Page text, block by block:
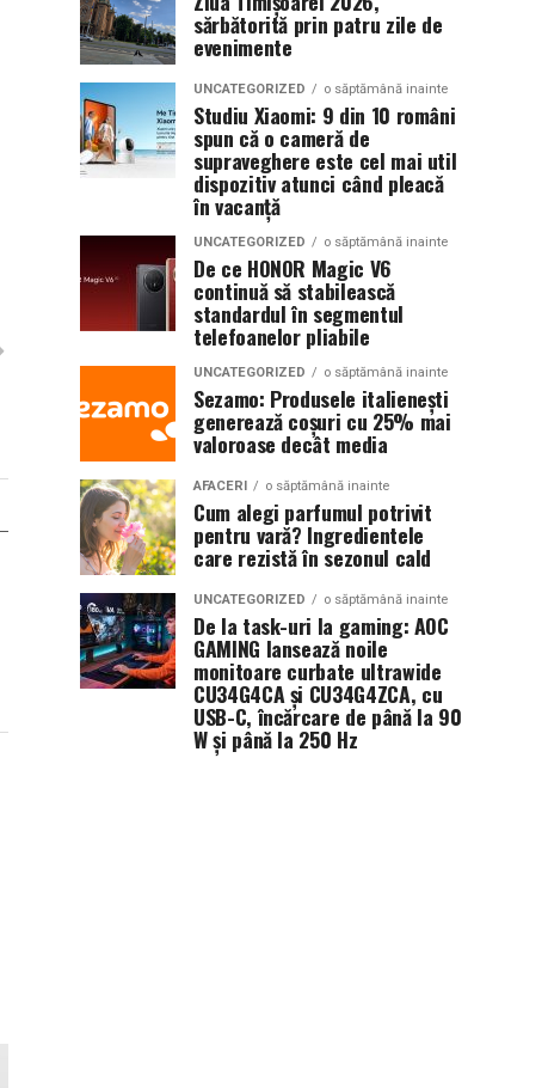
sărbătorită prin patru zile de
evenimente
UNCATEGORIZED o săptămână inainte
Studiu Xiaomi: 9 din 10 români
spun că o cameră de
supraveghere este cel mai util
dispozitiv atunci când pleacă
în vacanță
UNCATEGORIZED o săptămână inainte
De ce HONOR Magic V6
continuă să stabilească
standardul în segmentul
telefoanelor pliabile
UNCATEGORIZED o săptămână inainte
Sezamo: Produsele italienești
generează coșuri cu 25% mai
valoroase decât media
AFACERI o săptămână inainte
Cum alegi parfumul potrivit
pentru vară? Ingredientele
care rezistă în sezonul cald
UNCATEGORIZED o săptămână inainte
De la task-uri la gaming: AOC
GAMING lansează noile
monitoare curbate ultrawide
CU34G4CA și CU34G4ZCA, cu
USB-C, încărcare de până la 90
W și până la 250 Hz